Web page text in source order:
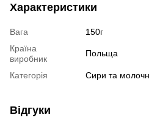
Характеристики
Вага
150г
Країна
виробник
Польща
Категорія Сири та
Відгуки